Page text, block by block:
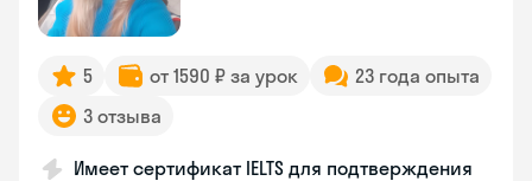
5 от 1590 ₽ за урок
23 года опыта
3 отзыва
Имеет сертификат IELTS для подтверждения